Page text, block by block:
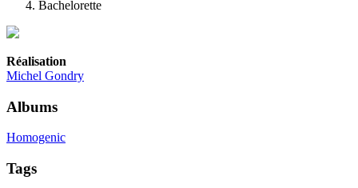
Bachelorette
Réalisation
Michel Gondry
Albums
Homogenic
Tags